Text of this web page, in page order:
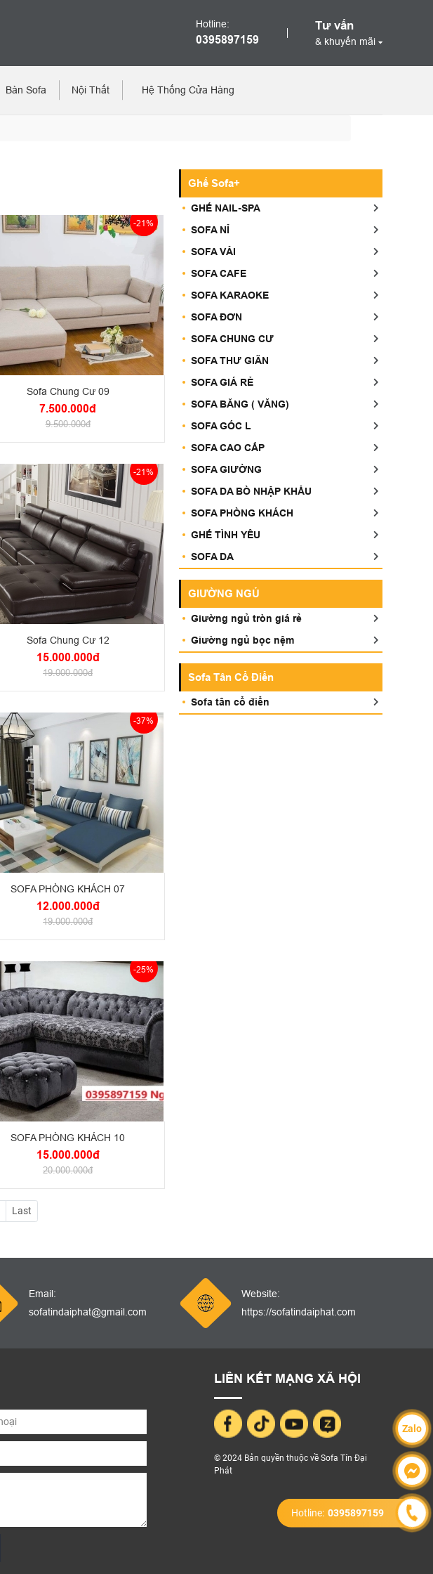
Hotline:
0395897159
Tư vấn
& khuyến mãi
Bàn Sofa Nội Thất Hệ Thống Cửa Hàng
-21%
Sofa Chung Cư 09
7.500.000đ
9.500.000đ
-21%
Sofa Chung Cư 12
15.000.000đ
19.000.000đ
-37%
SOFA PHÒNG KHÁCH 07
12.000.000đ
19.000.000đ
-25%
SOFA PHÒNG KHÁCH 10
15.000.000đ
20.000.000đ
Last
Ghế Sofa+
GHẾ NAIL-SPA
SOFA NỈ
SOFA VẢI
SOFA CAFE
SOFA KARAOKE
SOFA ĐƠN
SOFA CHUNG CƯ
SOFA THƯ GIÃN
SOFA GIÁ RẺ
SOFA BĂNG ( VĂNG)
SOFA GÓC L
SOFA CAO CẤP
SOFA GIƯỜNG
SOFA DA BÒ NHẬP KHẨU
SOFA PHÒNG KHÁCH
GHẾ TÌNH YÊU
SOFA DA
GIƯỜNG NGỦ
Giường ngủ tròn giá rẻ
Giường ngủ bọc nệm
Sofa Tân Cổ Điển
Sofa tân cổ điển
Email:
sofatindaiphat@gmail.com
Website:
https://sofatindaiphat.com
LIÊN KẾT MẠNG XÃ HỘI
© 2024 Bản quyền thuộc về Sofa Tín Đại
Phát
Zalo
Hotline: 0395897159